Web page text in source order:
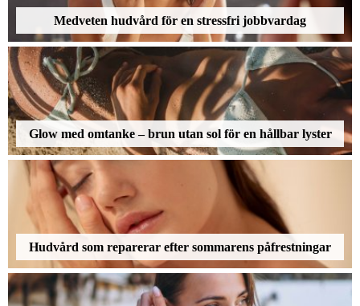
Medveten hudvård för en stressfri jobbvardag
Glow med omtanke – brun utan sol för en hållbar lyster
Hudvård som reparerar efter sommarens påfrestningar